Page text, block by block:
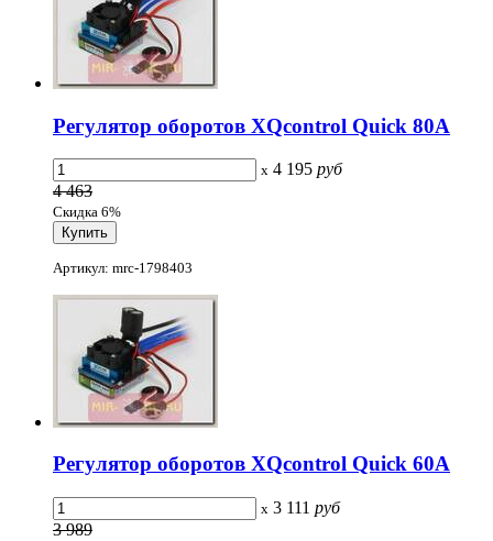
Регулятор оборотов XQcontrol Quick 80A
x 4 195 руб
4 463
Скидка 6%
Артикул: mrc-1798403
Регулятор оборотов XQcontrol Quick 60A
x 3 111 руб
3 989